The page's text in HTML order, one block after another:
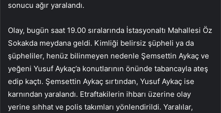
sonucu ağır yaralandı.
Olay, bugün saat 19.00 sıralarında İstasyonaltı Mahallesi Öz
Sokakda meydana geldi. Kimliği belirsiz şüpheli ya da
şüpheliler, henüz bilinmeyen nedenle Şemsettin Aykaç ve
yeğeni Yusuf Aykaç’a konutlarının önünde tabancayla ateş
edip kaçtı. Şemsettin Aykaç sırtından, Yusuf Aykaç ise
karnından yaralandı. Etraftakilerin ihbarı üzerine olay
yerine sıhhat ve polis takımları yönlendirildi. Yaralılar,